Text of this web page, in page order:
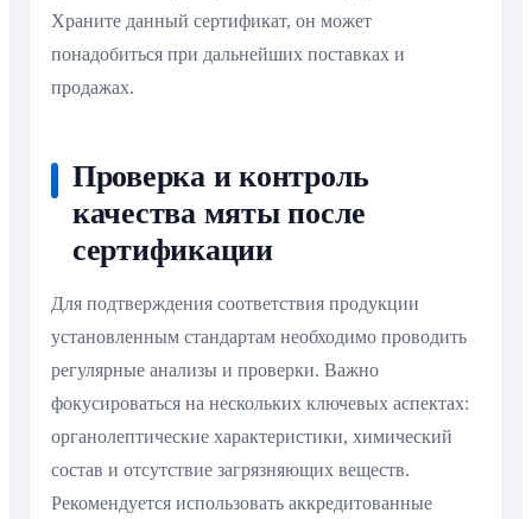
Храните данный сертификат, он может
понадобиться при дальнейших поставках и
продажах.
Проверка и контроль
качества мяты после
сертификации
Для подтверждения соответствия продукции
установленным стандартам необходимо проводить
регулярные анализы и проверки. Важно
фокусироваться на нескольких ключевых аспектах:
органолептические характеристики, химический
состав и отсутствие загрязняющих веществ.
Рекомендуется использовать аккредитованные